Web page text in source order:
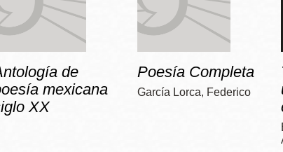
de
mexicana
XX
Poesía Completa
García Lorca, Federico